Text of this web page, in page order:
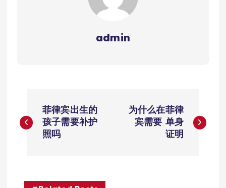
admin
章
航
菲律宾出生的
孩子需要补护
照吗
为什么在菲律
宾需要 单身
证明